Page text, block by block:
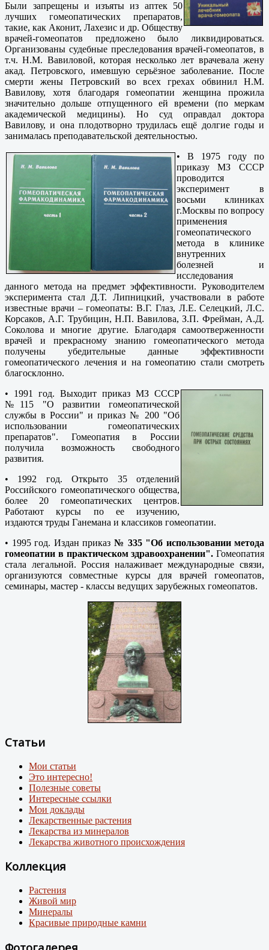
Были запрещены и изъяты из аптек 50
лучших гомеопатических препаратов,
такие, как Аконит, Лахезис и др. Обществу
врачей-гомеопатов предложено было ликвидироваться.
Организованы судебные преследования врачей-гомеопатов, в
т.ч. Н.М. Вавиловой, которая несколько лет врачевала жену
акад. Петровского, имевшую серьёзное заболевание. После
смерти жены Петровский во всех грехах обвинил Н.М.
Вавилову, хотя благодаря гомеопатии женщина прожила
значительно дольше отпущенного ей времени (по меркам
академической медицины). Но суд оправдал доктора
Вавилову, и она плодотворно трудилась ещё долгие годы и
занималась преподавательской деятельностью.
• В 1975 году по
приказу МЗ СССР
проводится
эксперимент в
восьми клиниках
г.Москвы по вопросу
применения
гомеопатического
метода в клинике
внутренних
болезней и
исследования
данного метода на предмет эффективности. Руководителем
эксперимента стал Д.Т. Липницкий, участвовали в работе
известные врачи – гомеопаты: В.Г. Глаз, Л.Е. Селецкий, Л.С.
Корсаков, А.Г. Трубицин, Н.П. Вавилова, З.П. Фрейман, А.Д.
Соколова и многие другие. Благодаря самоотверженности
врачей и прекрасному знанию гомеопатического метода
получены убедительные данные эффективности
гомеопатического лечения и на гомеопатию стали смотреть
благосклонно.
• 1991 год. Выходит приказ МЗ СССР
№115 "О развитии гомеопатической
службы в России" и приказ № 200 "Об
использовании гомеопатических
препаратов". Гомеопатия в России
получила возможность свободного
развития.
• 1992 год. Открыто 35 отделений
Российского гомеопатического общества,
более 20 гомеопатических центров.
Работают курсы по ее изучению,
издаются труды Ганемана и классиков гомеопатии.
• 1995 год. Издан приказ № 335 "Об использовании метода
гомеопатии в практическом здравоохранении". Гомеопатия
стала легальной. Россия налаживает международные связи,
организуются совместные курсы для врачей гомеопатов,
семинары, мастер - классы ведущих зарубежных гомеопатов.
Статьи
Мои статьи
Это интересно!
Полезные советы
Интересные ссылки
Мои доклады
Лекарственные растения
Лекарства из минералов
Лекарства животного происхождения
Коллекция
Растения
Живой мир
Минералы
Красивые природные камни